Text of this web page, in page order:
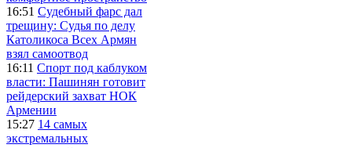
16:51 Судебный фарс дал
трещину: Судья по делу
Католикоса Всех Армян
взял самоотвод
16:11 Спорт под каблуком
власти: Пашинян готовит
рейдерский захват НОК
Армении
15:27 14 самых
экстремальных